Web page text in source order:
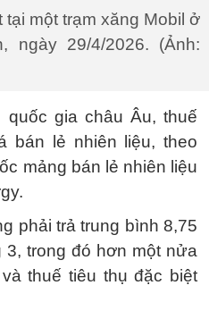
một trạm xăng Mobil ở
ngày 29/4/2026. (Ảnh:
quốc gia châu Âu, thuế
bán lẻ nhiên liệu, theo
mảng bán lẻ nhiên liệu
phải trả trung bình 8,75
3, trong đó hơn một nửa
thuế tiêu thụ đặc biệt